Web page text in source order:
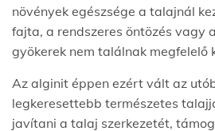
növények egészsége a talajnál
fajta, a rendszeres öntözés vagy
gyökerek nem találnak megfelelő
Az alginit éppen ezért vált az
legkeresettebb természetes
javítani a talaj szerkezetét,